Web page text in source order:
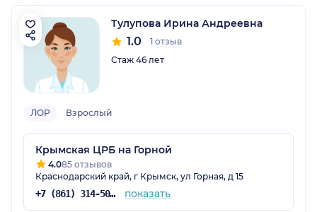
Тулупова Ирина Андреевна
1.0
1 отзыв
Стаж 46 лет
ЛОР Взрослый
Крымская ЦРБ на Горной
4.085 отзывов
Краснодарский край, г Крымск, ул Горная, д 15
+7 (861) 314-50-00 показать